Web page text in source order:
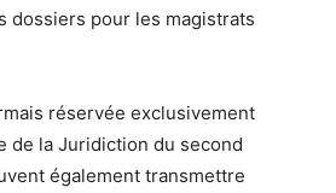
dossiers pour les magistrats
réservée exclusivement
de la Juridiction du second
également transmettre